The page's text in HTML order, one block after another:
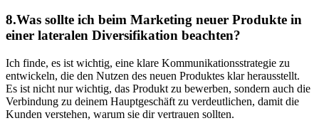
8.Was sollte ich beim‌ Marketing neuer Produkte in
einer lateralen Diversifikation beachten?
Ich‍ finde, es ist wichtig, eine klare Kommunikationsstrategie zu
entwickeln,​ die den Nutzen des neuen ‍Produktes‌ klar herausstellt.‍
Es ‌ist nicht‌ nur wichtig, ⁣das Produkt ⁤zu ‍bewerben, sondern auch die
Verbindung zu⁢ deinem Hauptgeschäft zu verdeutlichen, damit die
Kunden verstehen, warum sie dir ⁤vertrauen sollten.